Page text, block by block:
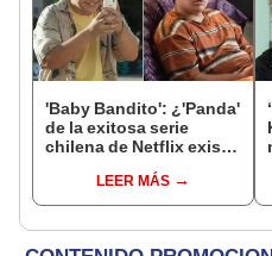
'Baby Bandito': ¿'Panda'
de la exitosa serie
chilena de Netflix existe
LEER MÁS